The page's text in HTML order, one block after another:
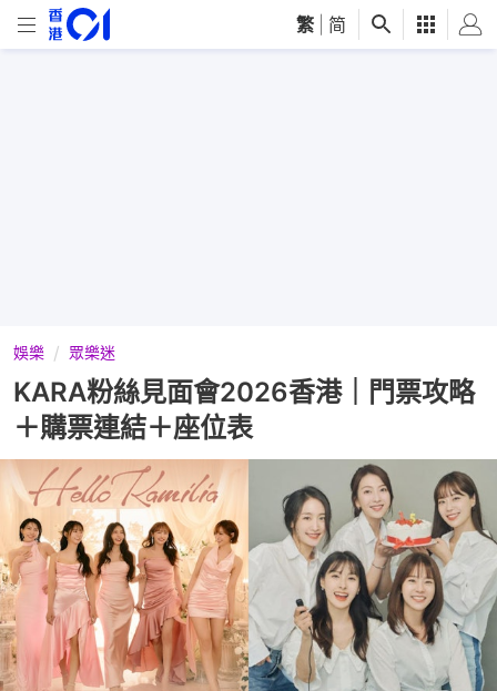
繁 简
娛樂 眾樂迷
KARA粉絲見面會2026香港｜門票攻略
＋購票連結＋座位表